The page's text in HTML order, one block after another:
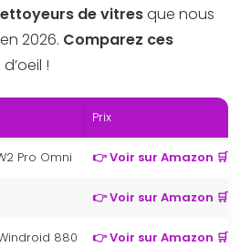
de vitresque nous
2026. Comparez ces
!
Prix
Pro Omni 👉 Voir sur Amazon 🛒
👉 Voir sur Amazon 🛒
880 👉 Voir sur Amazon 🛒